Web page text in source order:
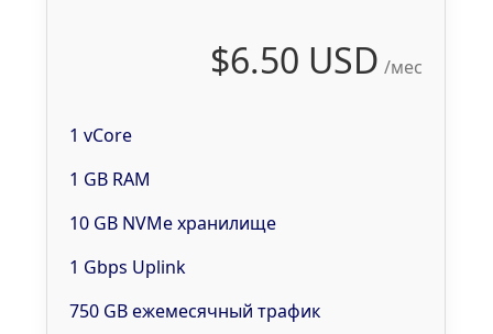
$6.50 USD /мес
1 vCore
1 GB RAM
10 GB NVMe хранилище
1 Gbps Uplink
750 GB ежемесячный трафик